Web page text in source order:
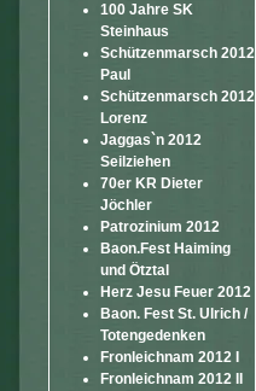
100 Jahre SK
Steinhaus
Schützenmarsch 2012
Paul
Schützenmarsch 2012
Lorenz
Jaggas`n 2012
Seilziehen
70er KR Dieter
Jöchler
Patrozinium 2012
Baon.Fest Haiming
und Ötztal
Herz Jesu Feuer 2012
Baon. Fest St. Ulrich /
Totengedenken
Fronleichnam 2012 I
Fronleichnam 2012 II